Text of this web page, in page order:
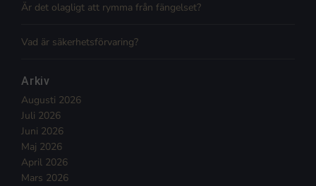
Är det olagligt att rymma från fängelset?
Vad är säkerhetsförvaring?
Arkiv
Augusti 2026
Juli 2026
Juni 2026
Maj 2026
April 2026
Mars 2026